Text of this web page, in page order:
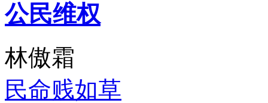
公民维权
林傲霜
民命贱如草